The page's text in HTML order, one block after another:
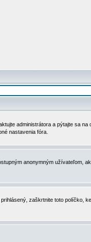
administrátora a pýtajte sa na
nastavenia fóra.
anonymným užívateľom,
zaškrtnite toto políčko,